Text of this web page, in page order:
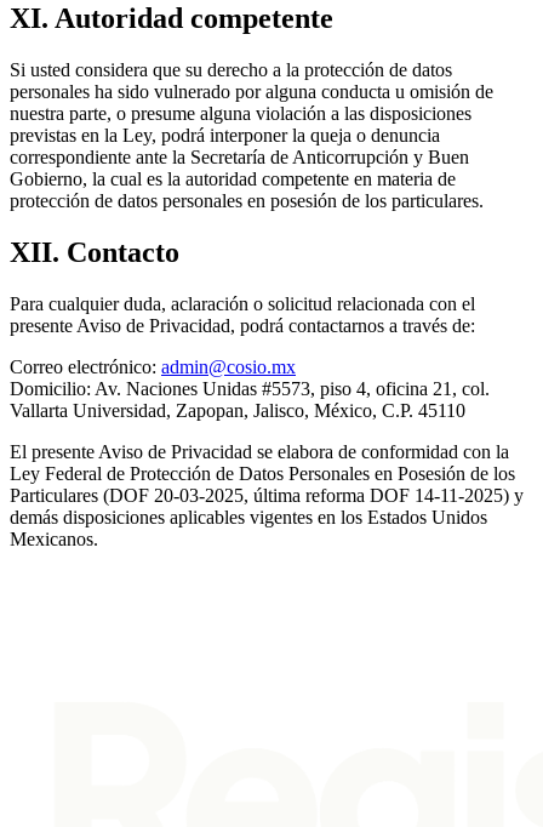
XI. Autoridad competente
Si usted considera que su derecho a la protección de datos
personales ha sido vulnerado por alguna conducta u omisión de
nuestra parte, o presume alguna violación a las disposiciones
previstas en la Ley, podrá interponer la queja o denuncia
correspondiente ante la Secretaría de Anticorrupción y Buen
Gobierno, la cual es la autoridad competente en materia de
protección de datos personales en posesión de los particulares.
XII. Contacto
Para cualquier duda, aclaración o solicitud relacionada con el
presente Aviso de Privacidad, podrá contactarnos a través de:
Correo electrónico: admin@cosio.mx
Domicilio: Av. Naciones Unidas #5573, piso 4, oficina 21, col.
Vallarta Universidad, Zapopan, Jalisco, México, C.P. 45110
El presente Aviso de Privacidad se elabora de conformidad con la
Ley Federal de Protección de Datos Personales en Posesión de los
Particulares (DOF 20-03-2025, última reforma DOF 14-11-2025) y
demás disposiciones aplicables vigentes en los Estados Unidos
Mexicanos.